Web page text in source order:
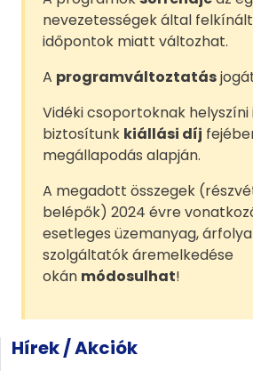
nevezetességek által
időpontok miatt változhat.
A programváltoztatás
Vidéki csoportoknak helyszíni
biztosítunk kiállási díj
megállapodás alapján.
A megadott összegek
belépők) 2024 évre
esetleges üzemanyag,
szolgáltatók áremelkedése
okán módosulhat!
Hírek / Akciók